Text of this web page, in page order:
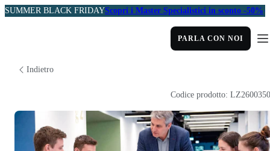
SUMMER BLACK FRIDAYScopri i Master Specialistici in sconto -50%
PARLA CON NOI
Indietro
Codice prodotto: